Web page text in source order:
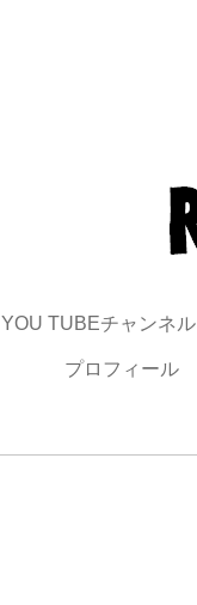
YOU TUBEチャンネル
プロフィール